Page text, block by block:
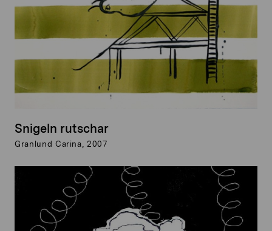
Snigeln rutschar
Granlund Carina, 2007